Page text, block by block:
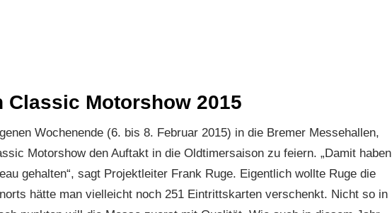
Classic Motorshow 2015
Wochenende (6. bis 8. Februar 2015) in die Bremer Messehallen,
Motorshow den Auftakt in die Oldtimersaison zu feiern. „Damit haben
gehalten“, sagt Projektleiter Frank Ruge. Eigentlich wollte Ruge die
hätte man vielleicht noch 251 Eintrittskarten verschenkt. Nicht so in